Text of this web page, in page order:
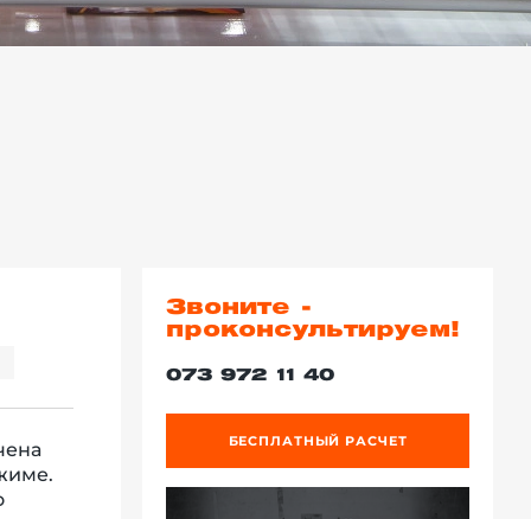
Звоните -
проконсультируем!
073 972 11 40
БЕСПЛАТНЫЙ РАСЧЕТ